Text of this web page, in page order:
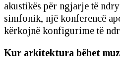
akustikës për ngjarje të
simfonik, një konferencë
kërkojnë konfigurime të
Kur arkitektura bëhet